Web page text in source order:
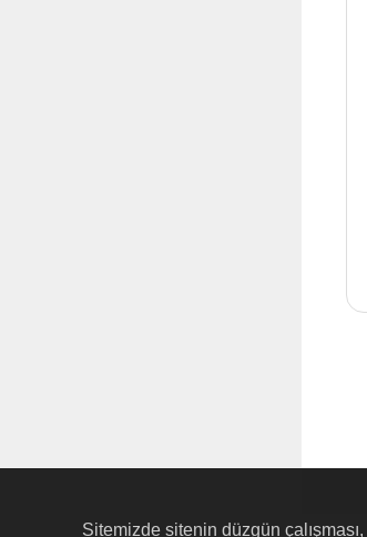
Sitemizde sitenin düzgün